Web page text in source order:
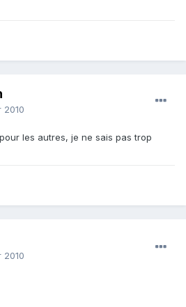
2010
les autres, je ne sais pas trop
2010